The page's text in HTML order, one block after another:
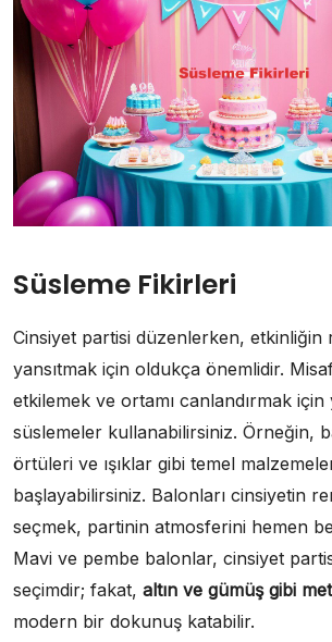
Süsleme Fikirleri
Cinsiyet partisi düzenlerken, etkinliğin
yansıtmak için oldukça önemlidir.
etkilemek ve ortamı canlandırmak için
süslemeler kullanabilirsiniz. Örneğin,
örtüleri ve ışıklar gibi temel
başlayabilirsiniz. Balonları cinsiyetin
seçmek, partinin atmosferini hemen
Mavi ve pembe balonlar, cinsiyet
seçimdir; fakat, altın ve gümüş gibi
modern bir dokunuş katabilir.